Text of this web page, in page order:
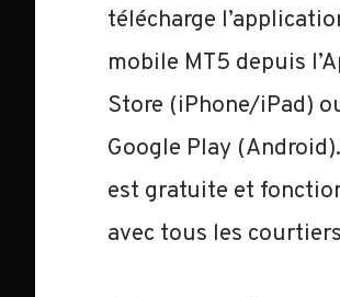
télécharge
mobile MT5 depuis
Store (iPhone/iPad)
Google Play (Android).
est gratuite et
avec tous les